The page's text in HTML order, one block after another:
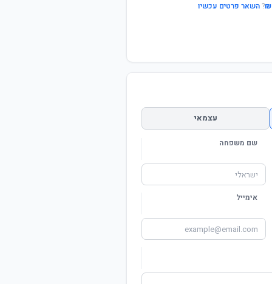
?השאר פרטים עכשיו
עצמאי
שם משפחה
אימייל